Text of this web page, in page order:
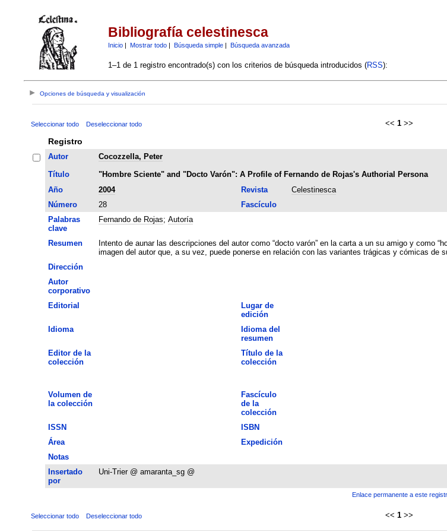
Bibliografía celestinesca
Inicio| Mostrar todo| Búsqueda simple| Búsqueda avanzada
1–1 de 1 registro encontrado(s) con los criterios de búsqueda introducidos (RSS):
Opciones de búsqueda y visualización
Seleccionar todo Deseleccionar todo << 1 >>
Registro
Autor
Cocozzella, Peter
Título
"Hombre Sciente" and "Docto Varón": A Profile of Fernando de Rojas's Authorial Persona
Año
2004 Revista Celestinesca
Número
28 Fascículo
Palabras
clave
Fernando de Rojas; Autoría
Resumen
Intento de aunar las descripciones del autor como “docto varón” en la carta a un su amigo y como
imagen del autor que, a su vez, puede ponerse en relación con las variantes trágicas y cómicas de
Dirección
Autor
corporativo
Editorial
Lugar de
edición
Idioma
Idioma del
resumen
Editor de la
colección
Título de la
colección
Volumen de
la colección
Fascículo
de la
colección
ISSN ISBN
Área
Expedición
Notas
Insertado
por
Uni-Trier @ amaranta_sg @
Enlace permanente a este
Seleccionar todo Deseleccionar todo << 1 >>